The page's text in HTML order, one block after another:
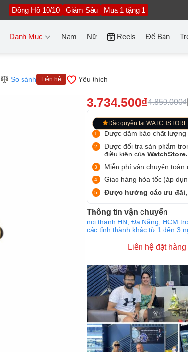
Đồng Hồ 10/10 Giảm Sâu Mua 1 tặng 1
Danh Mục Nam Nữ Reels Để Bàn
So sánh Liên hệ Yêu thích
3.734.500₫4.850.000₫
Đặc quyền tại WATCHSTORE
Được đảm bảo chất lượng
Được đổi trả sản phẩm
điều kiện của
Miễn phí vận chuyển toàn
Giao hàng hỏa tốc (áp
Được hưởng các ưu đãi,
Thông tin vận chuyển
nội thành HN, Đà Nẵng, HCM
các tỉnh thành khác từ 1 đến 3
Liên hệ đặt hàng